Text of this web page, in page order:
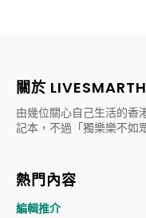
關於
由幾位關心自己生活的香
記本，不過「獨樂樂不如
熱門內容
編輯推介